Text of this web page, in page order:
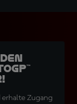
erhalte Zugang